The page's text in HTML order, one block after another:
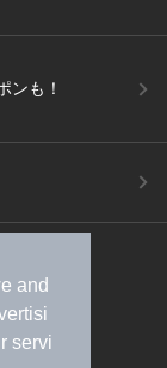
and
servi
ンも！
ご案内
規約
採用情報